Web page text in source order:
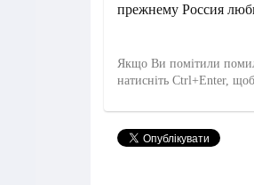
прежнему Россия
Якщо Ви помітили
натисніть Ctrl+Enter,